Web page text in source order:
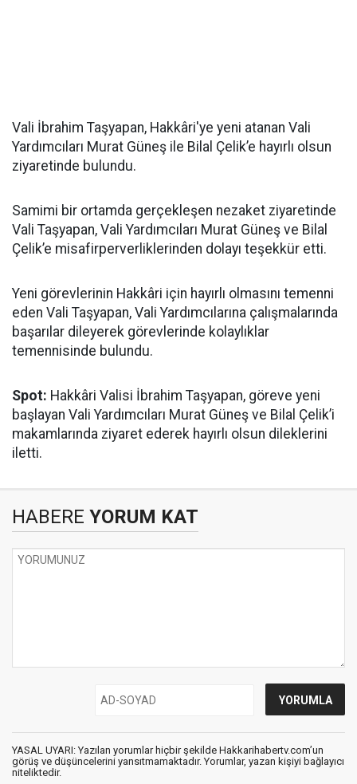
Vali İbrahim Taşyapan, Hakkâri'ye yeni atanan Vali
Yardımcıları Murat Güneş ile Bilal Çelik’e hayırlı olsun
ziyaretinde bulundu.
Samimi bir ortamda gerçekleşen nezaket ziyaretinde
Vali Taşyapan, Vali Yardımcıları Murat Güneş ve Bilal
Çelik’e misafirperverliklerinden dolayı teşekkür etti.
Yeni görevlerinin Hakkâri için hayırlı olmasını temenni
eden Vali Taşyapan, Vali Yardımcılarına çalışmalarında
başarılar dileyerek görevlerinde kolaylıklar
temennisinde bulundu.
Spot: Hakkâri Valisi İbrahim Taşyapan, göreve yeni
başlayan Vali Yardımcıları Murat Güneş ve Bilal Çelik’i
makamlarında ziyaret ederek hayırlı olsun dileklerini
iletti.
HABERE YORUM KAT
YASAL UYARI: Yazılan yorumlar hiçbir şekilde Hakkarihabertv.com’un
görüş ve düşüncelerini yansıtmamaktadır. Yorumlar, yazan kişiyi bağlayıcı
niteliktedir.